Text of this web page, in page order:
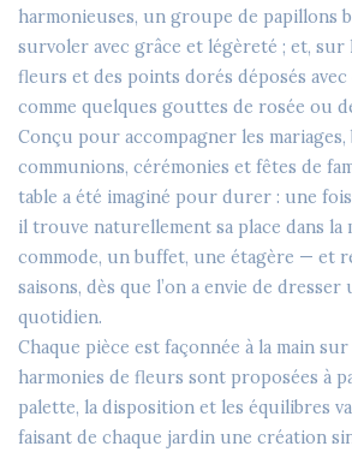
harmonieuses, un groupe de papillons
survoler avec grâce et légèreté ; et, sur
fleurs et des points dorés déposés
comme quelques gouttes de rosée ou
Conçu pour accompagner les mariages,
communions, cérémonies et fêtes de
table a été imaginé pour durer : une fois
il trouve naturellement sa place dans la
commode, un buffet, une étagère — et
saisons, dès que l’on a envie de dresser
quotidien.
Chaque pièce est façonnée à la main sur
harmonies de fleurs sont proposées à
palette, la disposition et les équilibres
faisant de chaque jardin une création